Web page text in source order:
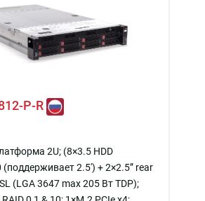
P-R
2U; (8×3.5 HDD
(поддерживает 2.5') + 2×2.5” rear
(LGA 3647 max 205 Вт TDP);